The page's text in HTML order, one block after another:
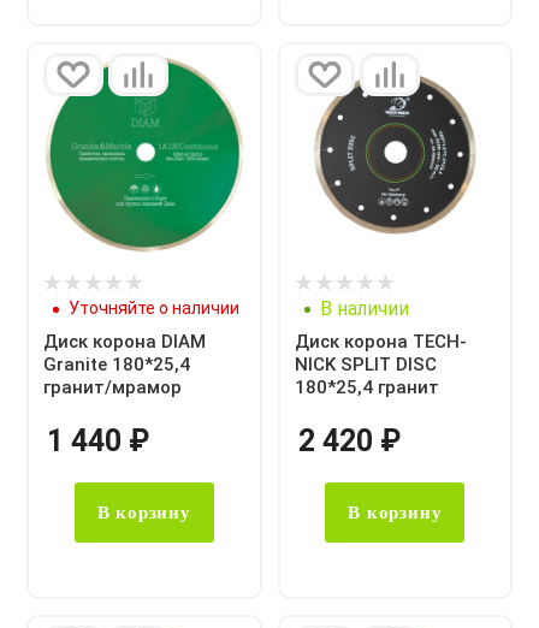
Уточняйте о наличии
Диск корона DIAM
Granite 180*25,4
гранит/мрамор
1 440 ₽
В корзину
В наличии
Диск корона TECH-
NICK SPLIT DISC
180*25,4 гранит
2 420 ₽
В корзину